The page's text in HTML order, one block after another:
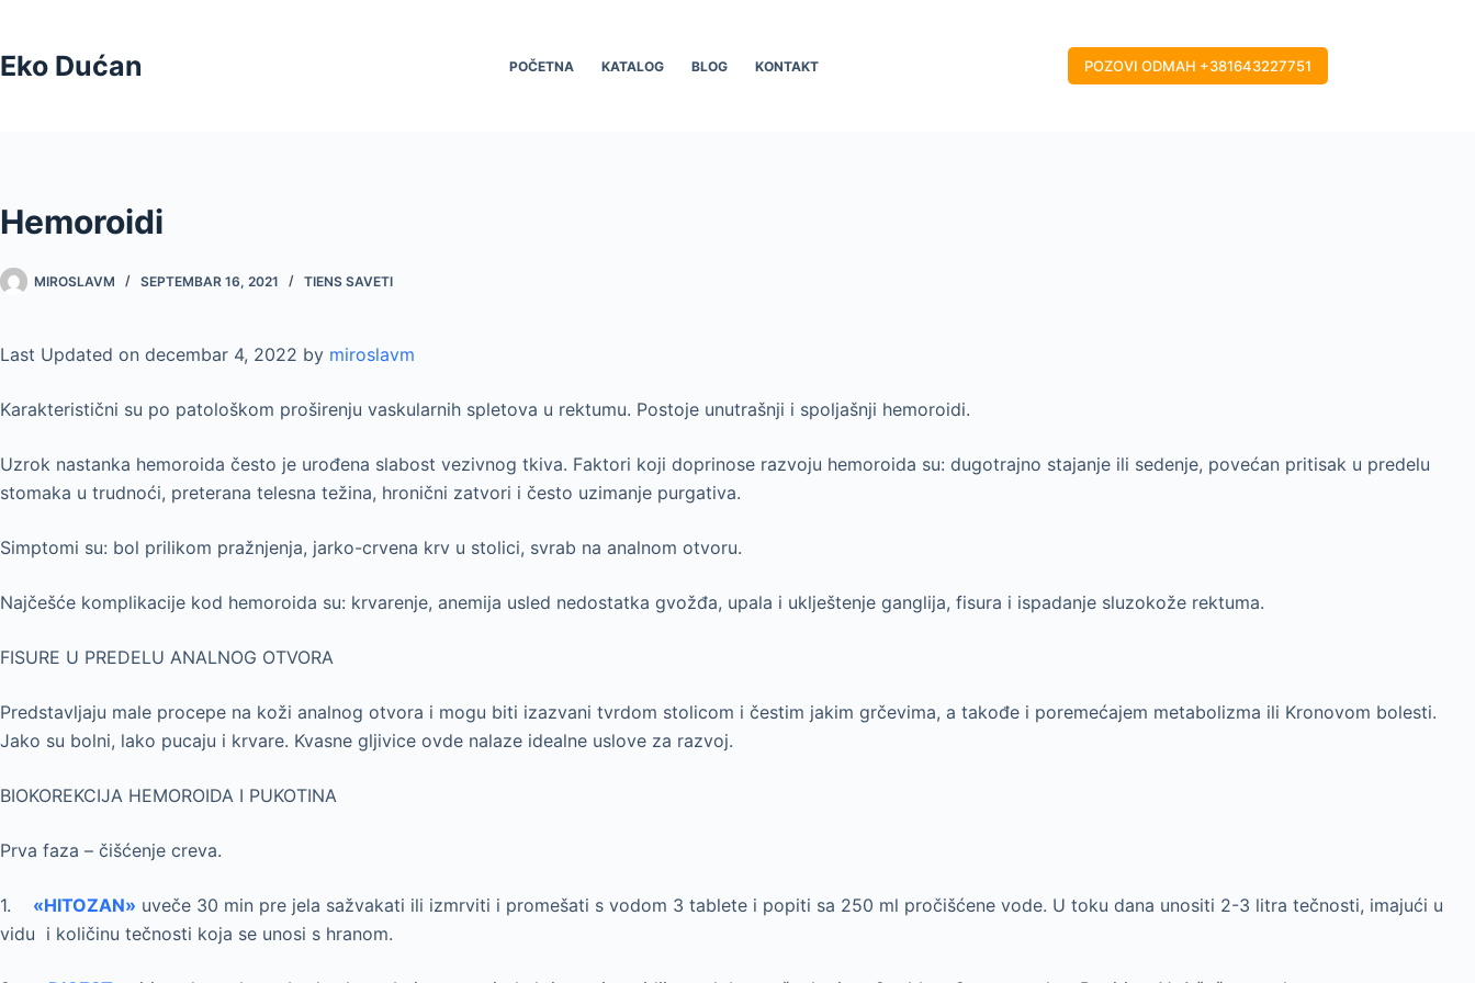
content
Eko Dućan POČETNA KATALOG BLOG KONTAKT POZOVI ODMAH +381643227751
Hemoroidi
MIROSLAVM SEPTEMBAR 16, 2021 TIENS SAVETI
Last Updated on decembar 4, 2022 by miroslavm
Karakteristični su po patološkom proširenju vaskularnih spletova u rektumu. Postoje unutrašnji i spoljašnji hemoroidi.
Uzrok nastanka hemoroida često je urođena slabost vezivnog tkiva. Faktori koji doprinose razvoju hemoroida su: dugotrajno stajanje ili sedenje, povećan pritisak u predelu
stomaka u trudnoći, preterana telesna težina, hronični zatvori i često uzimanje purgativa.
Simptomi su: bol prilikom pražnjenja, jarko-crvena krv u stolici, svrab na analnom otvoru.
Najčešće komplikacije kod hemoroida su: krvarenje, anemija usled nedostatka gvožđa, upala i uklještenje ganglija, fisura i ispadanje sluzokože rektuma.
FISURE U PREDELU ANALNOG OTVORA
Predstavljaju male procepe na koži analnog otvora i mogu biti izazvani tvrdom stolicom i čestim jakim grčevima, a takođe i poremećajem metabolizma ili Kronovom bolesti.
Jako su bolni, lako pucaju i krvare. Kvasne gljivice ovde nalaze idealne uslove za razvoj.
BIOKOREKCIJA HEMOROIDA I PUKOTINA
Prva faza – čišćenje creva.
1. «HITOZAN» uveče 30 min pre jela sažvakati ili izmrviti i promešati s vodom 3 tablete i popiti sa 250 ml pročišćene vode. U toku dana unositi 2-3 litra tečnosti, imajući u
vidu i količinu tečnosti koja se unosi s hranom.